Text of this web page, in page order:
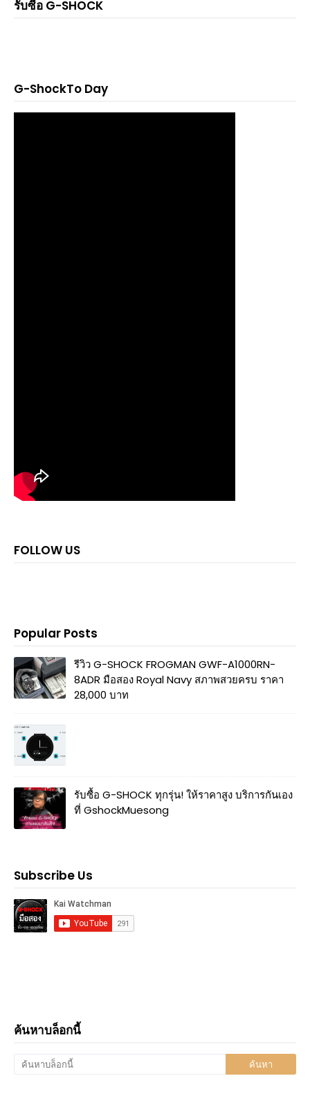
รับซื้อ G-SHOCK
G-ShockTo Day
FOLLOW US
Popular Posts
รีวิว G-SHOCK FROGMAN GWF-A1000RN-
8ADR มือสอง Royal Navy สภาพสวยครบ ราคา
28,000 บาท
รับซื้อ G-SHOCK ทุกรุ่น! ให้ราคาสูง บริการกันเอง
ที่ GshockMuesong
Subscribe Us
ค้นหาบล็อกนี้